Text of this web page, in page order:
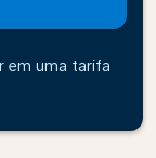
em uma tarifa